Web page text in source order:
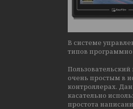
В системе
типов
очень простым в
контроллерах.
касательно
простота